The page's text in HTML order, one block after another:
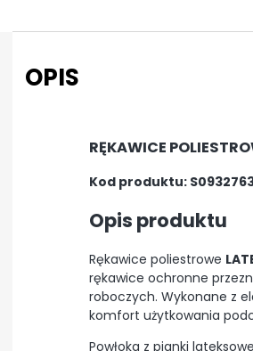
OPIS
RĘKAWICE
Kod produktu:
Opis produktu
Rękawice poliestrowe
rękawice ochronne
roboczych. Wykonane z
komfort użytkowania
Powłoka z pianki